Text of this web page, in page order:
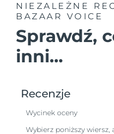
NIEZALEŻNE
BAZAAR VOICE
Sprawdź,
inni...